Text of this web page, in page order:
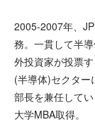
2005-2007年、
務。一貫して半
外投資家が投票
(半導体)セクタ
部長を兼任して
大学MBA取得。